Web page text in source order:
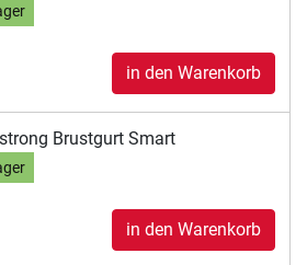
in den Warenkorb
Brustgurt Smart
in den Warenkorb